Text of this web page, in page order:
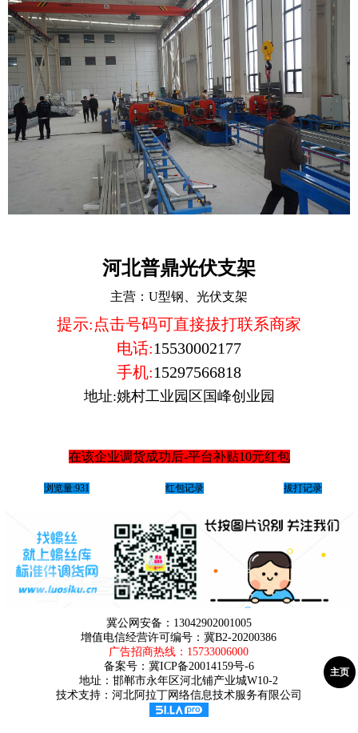
河北普鼎光伏支架
主营： U型钢、光伏支架
提示:点击号码可直接拔打联系商家
电话:15530002177
手机:15297566818
地址:姚村工业园区国峰创业园
在该企业调货成功后-平台补贴10元红包
浏览量:931 红包记录 拔打记录
冀公网安备：13042902001005
增值电信经营许可编号：冀B2-20200386
广告招商热线： 15733006000
备案号： 冀ICP备20014159号-6
地址：邯郸市永年区河北铺产业城W10-2
技术支持：河北阿拉丁网络信息技术服务有限公司
主页